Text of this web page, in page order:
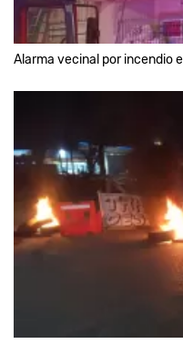
Alarma vecinal por incendio